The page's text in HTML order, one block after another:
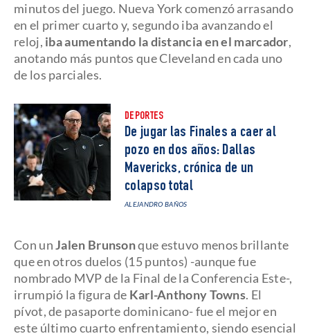
minutos del juego. Nueva York comenzó arrasando
en el primer cuarto y, segundo iba avanzando el
reloj, iba aumentando la distancia en el marcador,
anotando más puntos que Cleveland en cada uno
de los parciales.
DEPORTES
De jugar las Finales a caer al
pozo en dos años: Dallas
Mavericks, crónica de un
colapso total
ALEJANDRO BAÑOS
Con unJalen Brunsonque estuvo menos brillante
que en otros duelos (15 puntos) -aunque fue
nombrado MVP de la Final de la Conferencia Este-,
irrumpió la figura de Karl-Anthony Towns. El
pívot, de pasaporte dominicano- fue el mejor en
este último cuarto enfrentamiento, siendo esencial